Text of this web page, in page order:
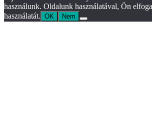
használunk. Oldalunk használatával, Ön
használatát. OK Nem